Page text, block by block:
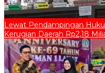
Lewat Pendampingan
Kerugian Daerah Rp2,18